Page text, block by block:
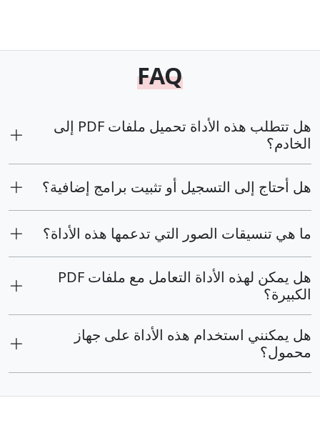
FAQ
هل تتطلب هذه الأداة تحميل ملفات PDF إلى
الخادم؟
هل أحتاج إلى التسجيل أو تثبيت برامج إضافية؟
ما هي تنسيقات الصور التي تدعمها هذه الأداة؟
هل يمكن لهذه الأداة التعامل مع ملفات PDF
الكبيرة؟
هل يمكنني استخدام هذه الأداة على جهاز
محمول؟